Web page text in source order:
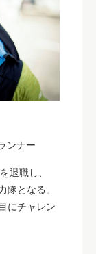
ンナー
退職し、
となる。
にチャレン